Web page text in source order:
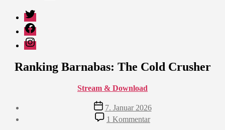
Twitter
Facebook
Instagram
Ranking Barnabas: The Cold Crusher
Stream & Download
Veröffentlichungsdatum
7. Januar 2026
1 Kommentarzu
Ranking